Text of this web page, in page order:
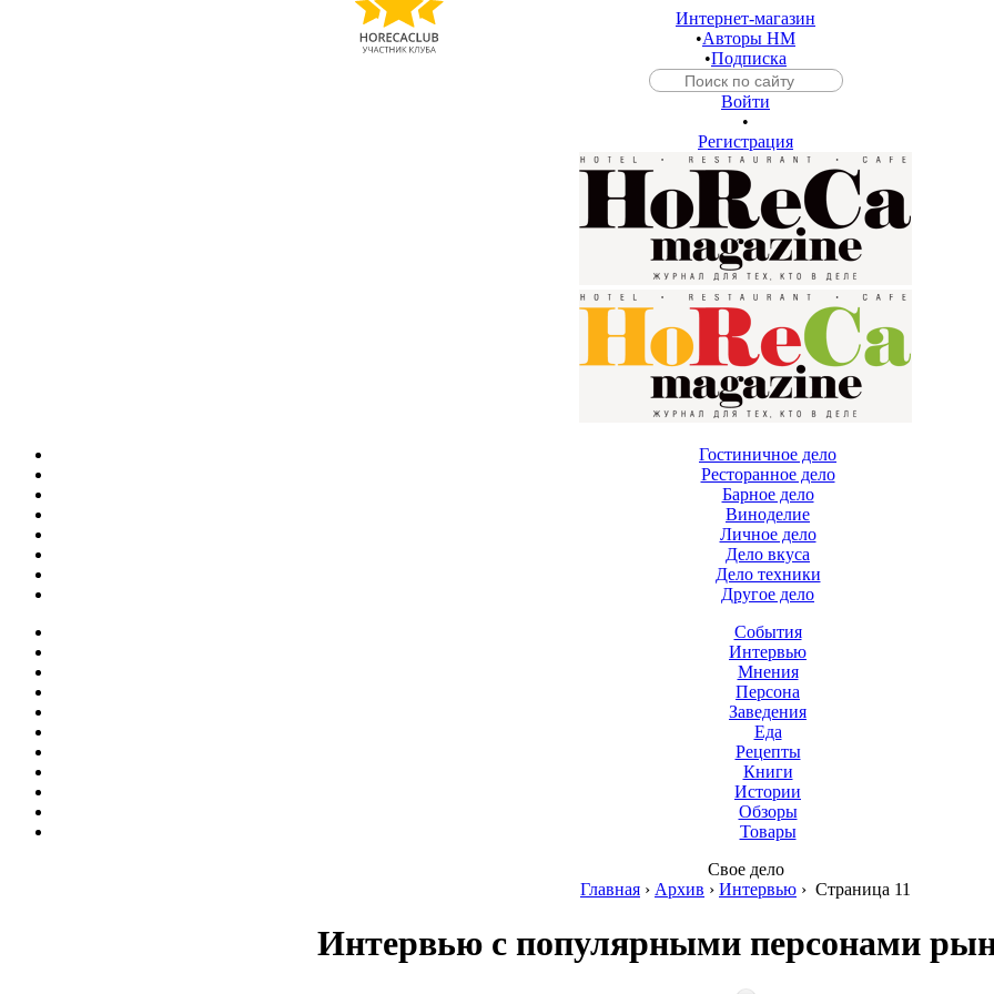
Интернет-магазин
•Авторы HM
•Подписка
Войти
•
Регистрация
Гостиничное дело
Ресторанное дело
Барное дело
Виноделие
Личное дело
Дело вкуса
Дело техники
Другое дело
События
Интервью
Мнения
Персона
Заведения
Еда
Рецепты
Книги
Истории
Обзоры
Товары
Свое дело
Главная › Архив › Интервью › Страница 11
Интервью с популярными персонами